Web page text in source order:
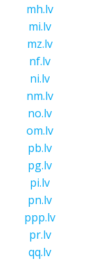
mh.lv
mi.lv
mz.lv
nf.lv
ni.lv
nm.lv
no.lv
om.lv
pb.lv
pg.lv
pi.lv
pn.lv
ppp.lv
pr.lv
qq.lv